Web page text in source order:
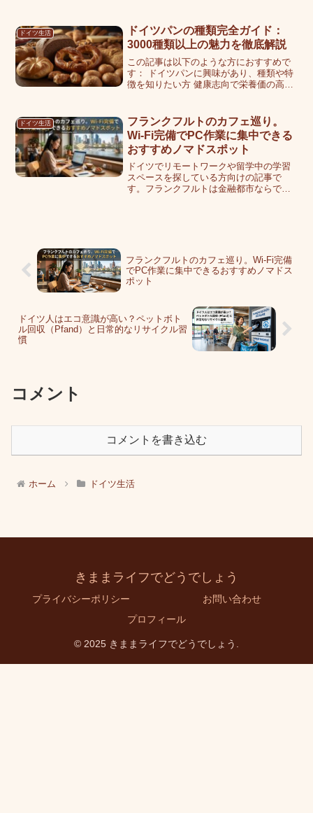
交通機関の意外なリアルDBの遅延は珍し
くありませんが、それで...
ドイツ生活
ドイツパンの種類完全ガイド：
3000種類以上の魅力を徹底解説
この記事は以下のような方におすすめで
す： ドイツパンに興味があり、種類や特
徴を知りたい方 健康志向で栄養価の高い
やアレンジ方法を知りたい方ドイツパン
は世界で最も種類...
ドイツ生活
フランクフルトのカフェ巡り。
Wi-Fi完備でPC作業に集中できる
おすすめノマドスポット
ドイツでリモートワークや留学中の学習
スペースを探している方向けの記事で
す。フランクフルトは金融都市ならでは
フランクフルトのカフェ巡り。Wi-Fi完備
でPC作業に集中できるおすすめノマドス
ポット
ドイツ人はエコ意識が高い？ペットボト
ル回収（Pfand）と日常的なリサイクル習
慣
コメント
コメントを書き込む
ホーム ドイツ生活
きままライフでどうでしょう
プライバシーポリシー
お問い合わせ
プロフィール
© 2025 きままライフでどうでしょう.